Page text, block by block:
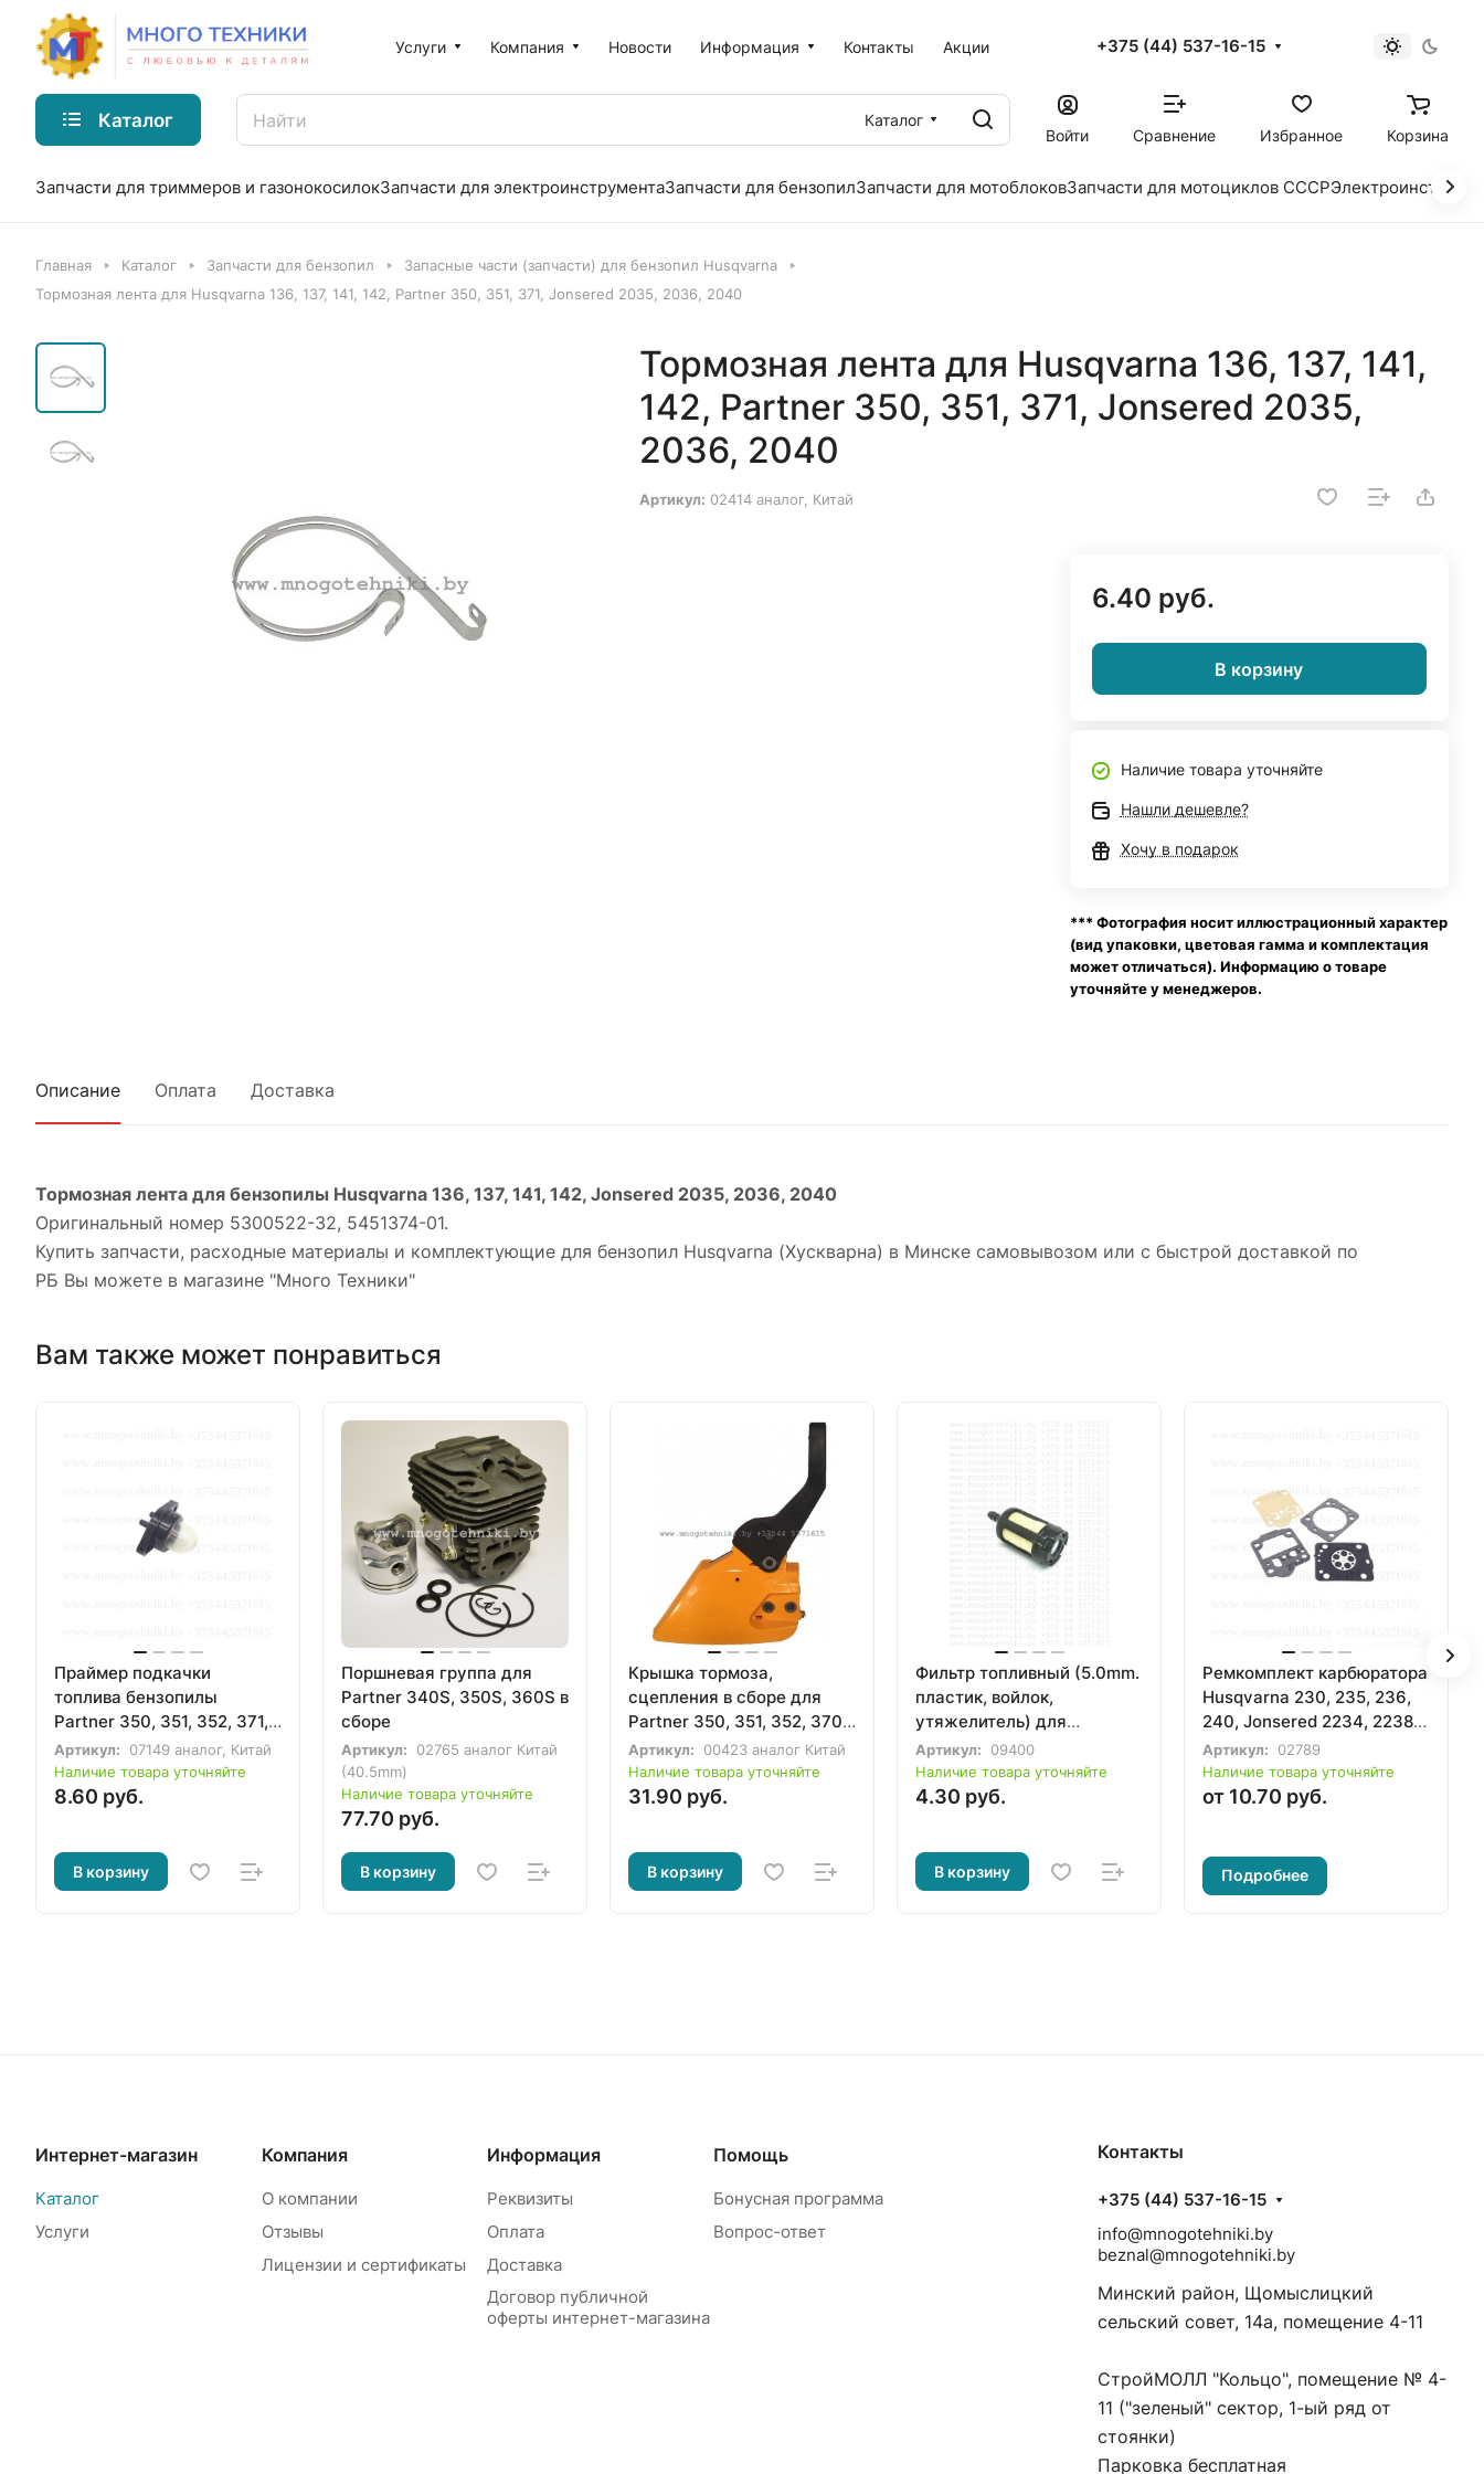
Услуги Компания Новости Информация Контакты Акции +375 (44) 537-16-15
Каталог
Каталог
Войти
Сравнение Избранное Корзина
Запчасти для триммеров и газонокосилокЗапчасти для электроинструментаЗапчасти для бензопилЗапчасти для мотоблоковЗапчасти для мотоциклов СССР
Главная Каталог Запчасти для бензопил
Запасные части (запчасти) для бензопил Husqvarna
Тормозная лента для Husqvarna 136, 137, 141, 142, Partner 350, 351, 371, Jonsered 2035, 2036, 2040
Тормозная лента для Husqvarna 136, 137, 141,
142, Partner 350, 351, 371, Jonsered 2035,
2036, 2040
Артикул: 02414 аналог, Китай
6.40 руб.
В корзину
Наличие товара уточняйте
Нашли дешевле?
Хочу в подарок
*** Фотография носит иллюстрационный характер
(вид упаковки, цветовая гамма и комплектация
может отличаться). Информацию о товаре
уточняйте у менеджеров.
Описание Оплата Доставка
Тормозная лента для бензопилы Husqvarna 136, 137, 141, 142, Jonsered 2035, 2036, 2040
Оригинальный номер 5300522-32, 5451374-01.
Купить запчасти, расходные материалы и комплектующие для бензопил Husqvarna (Хускварна) в Минске самовывозом или с быстрой доставкой по
РБ Вы можете в магазине "Много Техники"
Вам также может понравиться
Праймер подкачки
топлива бензопилы
Partner 350, 351, 352, 371,
391, 401, Poulan
Артикул:
07149 аналог, Китай
Наличие товара уточняйте
8.60 руб.
В корзину
Поршневая группа для
Partner 340S, 350S, 360S в
сборе
Артикул:
02765 аналог Китай
(40.5mm)
Наличие товара уточняйте
77.70 руб.
В корзину
Крышка тормоза,
сцепления в сборе для
Partner 350, 351, 352, 370,
371, 390, 420, P371, P436,
P438, P439, P442, P4-18,
P4-20
Артикул:
00423 аналог Китай
Наличие товара уточняйте
31.90 руб.
В корзину
Фильтр топливный (5.0mm.
пластик, войлок,
утяжелитель) для
бензотриммера,
бензопилы, бензореза
Артикул:
09400
Наличие товара уточняйте
4.30 руб.
В корзину
Ремкомплект карбюратора
Husqvarna 230, 235, 236,
240, Jonsered 2234, 2238,
McCulloch CS340, CS380
(тип ZAMA)
Артикул:
02789
Наличие товара уточняйте
от 10.70 руб.
Подробнее
Интернет-магазин
Каталог
Услуги
Компания
О компании
Отзывы
Лицензии и сертификаты
Информация
Реквизиты
Оплата
Доставка
Договор публичной
оферты интернет-магазина
Помощь
Бонусная программа
Вопрос-ответ
Контакты
+375 (44) 537-16-15
info@mnogotehniki.by
beznal@mnogotehniki.by
Минский район, Щомыслицкий
сельский совет, 14а, помещение 4-11
СтройМОЛЛ "Кольцо", помещение № 4-
11 ("зеленый" сектор, 1-ый ряд от
стоянки)
Парковка бесплатная